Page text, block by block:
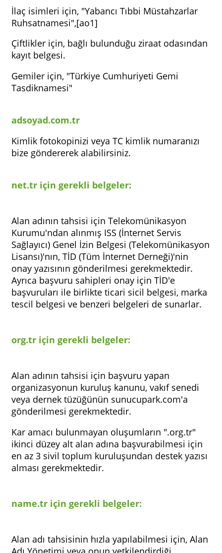
İlaç isimleri için, "Yabancı Tıbbi Müstahzarlar
Ruhsatnamesi",[ao1]
Çiftlikler için, bağlı bulunduğu ziraat odasından
kayıt belgesi.
Gemiler için, "Türkiye Cumhuriyeti Gemi
Tasdiknamesi"
adsoyad.com.tr
Kimlik fotokopinizi veya TC kimlik numaranızı
bize göndererek alabilirsiniz.
net.tr için gerekli belgeler:
Alan adının tahsisi için Telekomünikasyon
Kurumu'ndan alınmış ISS (İnternet Servis
Sağlayıcı) Genel İzin Belgesi (Telekomünikasyon
Lisansı)'nın, TİD (Tüm İnternet Derneği)'nin
onay yazısının gönderilmesi gerekmektedir.
Ayrıca başvuru sahipleri onay için TİD'e
başvuruları ile birlikte ticari sicil belgesi, marka
tescil belgesi ve benzeri belgeleri de sunarlar.
org.tr için gerekli belgeler:
Alan adının tahsisi için başvuru yapan
organizasyonun kuruluş kanunu, vakıf senedi
veya dernek tüzüğünün sunucupark.com'a
gönderilmesi gerekmektedir.
Kar amacı bulunmayan oluşumların ".org.tr"
ikinci düzey alt alan adına başvurabilmesi için
en az 3 sivil toplum kuruluşundan destek yazısı
alması gerekmektedir.
name.tr için gerekli belgeler:
Alan adı tahsisinin hızla yapılabilmesi için, Alan